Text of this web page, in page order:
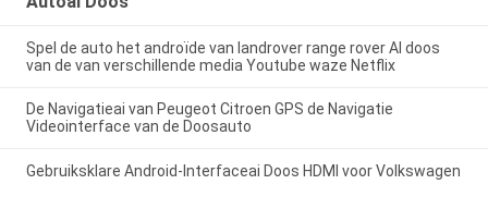
Spel de auto het androïde van landrover range rover AI doos
van de van verschillende media Youtube waze Netflix
De Navigatieai van Peugeot Citroen GPS de Navigatie
Videointerface van de Doosauto
Gebruiksklare Android-Interfaceai Doos HDMI voor Volkswagen